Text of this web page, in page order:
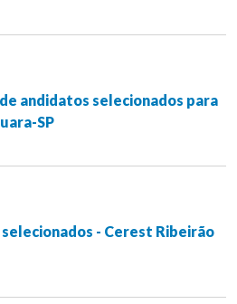
andidatos selecionados para
SP
- Cerest Ribeirão